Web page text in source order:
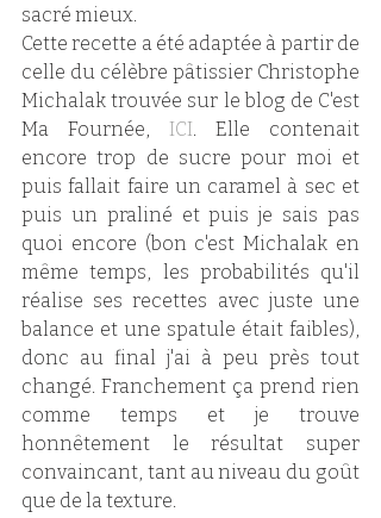
sacré mieux.
Cette recette a été adaptée à partir de
celle du célèbre pâtissier Christophe
Michalak trouvée sur le blog de C'est
Ma Fournée, ICI. Elle contenait
encore trop de sucre pour moi et
puis fallait faire un caramel à sec et
puis un praliné et puis je sais pas
quoi encore (bon c'est Michalak en
même temps, les probabilités qu'il
réalise ses recettes avec juste une
balance et une spatule était faibles),
donc au final j'ai à peu près tout
changé. Franchement ça prend rien
comme temps et je trouve
honnêtement le résultat super
convaincant, tant au niveau du goût
que de la texture.